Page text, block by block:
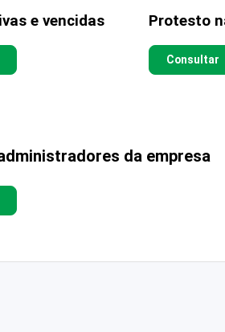
e vencidas Protesto
Consultar
da empresa